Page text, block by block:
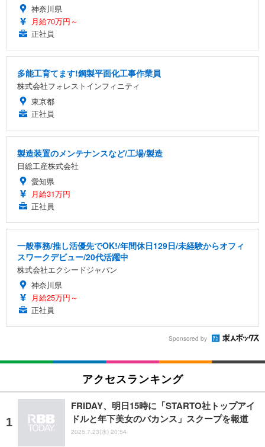
神奈川県
月給70万円～
正社員
多能工育てます!鋼製平面化工事作業員
株式会社フォレストインフィニティ
東京都
正社員
製造装置のメンテナンスなど/工場/製造
日総工産株式会社
愛知県
月給31万円
正社員
一般事務/推し活優先でOK!/年間休日129日/未経験からオフィ
スワークデビュー/20代活躍中
株式会社エクシードジャパン
神奈川県
月給25万円～
正社員
Sponsored by
アクセスランキング
FRIDAY、明日15時に「STARTO社トップアイ
ドルと年下美女のバカンス」スクープを報道
2025.7.23(水) 20:54